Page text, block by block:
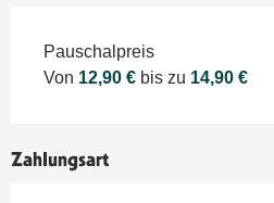
Preise 2026
Pauschalpreis
Von 12,90 € bis zu 14,90 €
Zahlungsart